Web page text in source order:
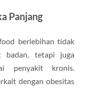
Panjang
berlebihan tidak
badan, tetapi juga
penyakit kronis.
dengan obesitas